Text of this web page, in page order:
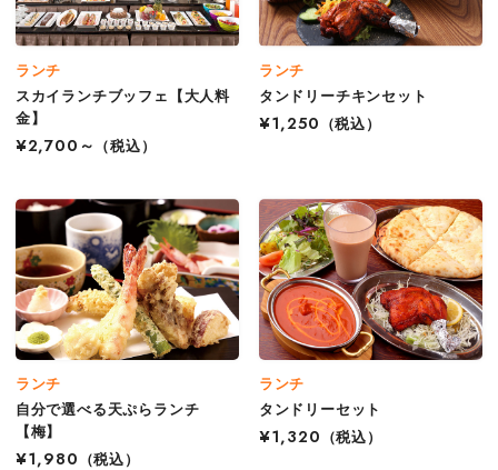
ランチ
スカイランチブッフェ【大人料
金】
¥2,700～
（税込）
ランチ
タンドリーチキンセット
¥1,250
（税込）
ランチ
自分で選べる天ぷらランチ
【梅】
¥1,980
（税込）
ランチ
タンドリーセット
¥1,320
（税込）